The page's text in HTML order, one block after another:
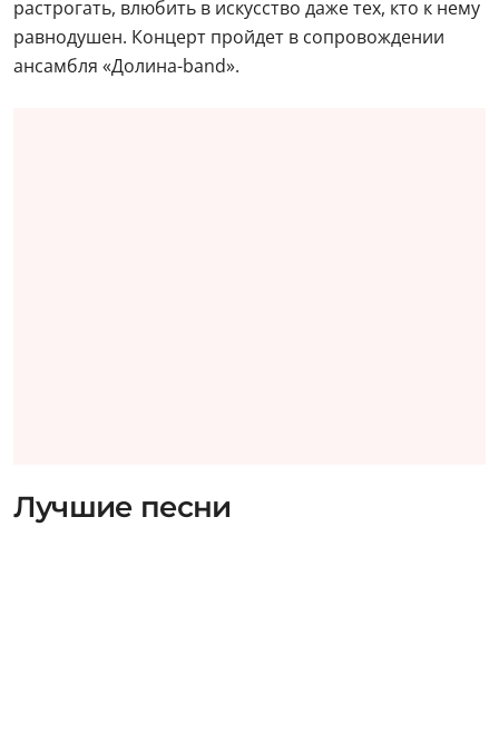
растрогать, влюбить в искусство даже тех, кто к нему
равнодушен. Концерт пройдет в сопровождении
ансамбля «Долина-band».
Лучшие песни